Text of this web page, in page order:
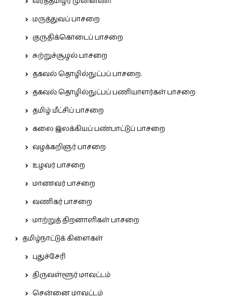
மருத்துவப் பாசறை
குருதிக்கொடைப் பாசறை
சுற்றுச்சூழல் பாசறை
தகவல் தொழில்நுட்பப் பாசறை.
தகவல் தொழில்நுட்பப் பணியாளர்கள் பாசறை
தமிழ் மீட்சிப் பாசறை
கலை இலக்கியப் பண்பாட்டுப் பாசறை
வழக்கறிஞர் பாசறை
உழவர் பாசறை
மாணவர் பாசறை
வணிகர் பாசறை
மாற்றுத் திறனாளிகள் பாசறை
தமிழ்நாட்டுக் கிளைகள்
புதுச்சேரி
திருவள்ளூர் மாவட்டம்
சென்னை மாவட்டம்